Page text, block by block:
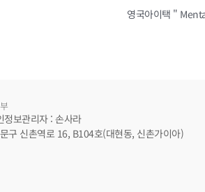
정보관리자 : 손사라
구 신촌역로 16, B104호(대현동, 신촌가이아)